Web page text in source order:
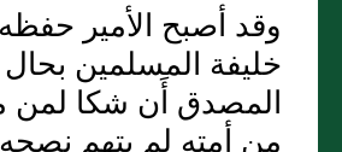
وقد أصبح الأمير
خليفة المسلمين بحال
المصدق أَن شكا لمن
من أمته لم يتهم